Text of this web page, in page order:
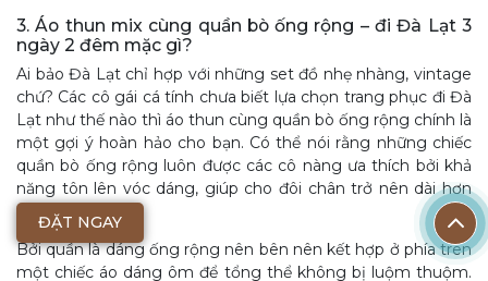
3. Áo thun mix cùng quần bò ống rộng – đi Đà Lạt 3
ngày 2 đêm mặc gì?
Ai bảo Đà Lạt chỉ hợp với những set đồ nhẹ nhàng, vintage
chứ? Các cô gái cá tính chưa biết lựa chọn trang phục đi Đà
Lạt như thế nào thì áo thun cùng quần bò ống rộng chính là
một gợi ý hoàn hảo cho bạn. Có thể nói rằng những chiếc
quần bò ống rộng luôn được các cô nàng ưa thích bởi khả
năng tôn lên vóc dáng, giúp cho đôi chân trở nên dài hơn
rất nhiều.
Bởi quần là dáng ống rộng nên bên nên kết hợp ở phía trên
một chiếc áo dáng ôm để tổng thể không bị luộm thuộm.
ĐẶT NGAY